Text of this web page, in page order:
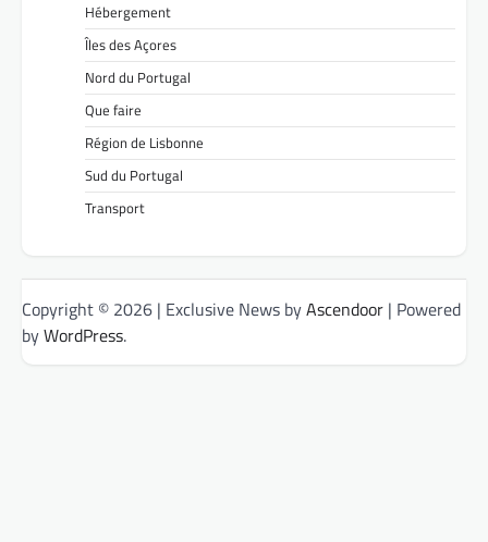
Hébergement
Îles des Açores
Nord du Portugal
Que faire
Région de Lisbonne
Sud du Portugal
Transport
Copyright © 2026 | Exclusive News byAscendoor | Powered
byWordPress.